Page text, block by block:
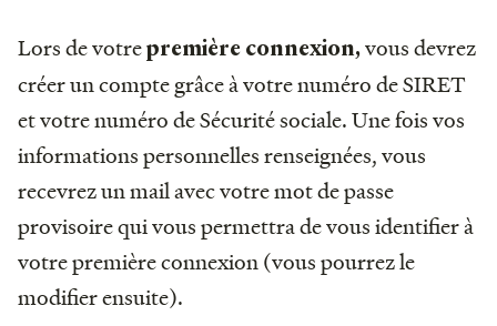
Lors de votrepremière connexion,vous devrez
créer un compte grâce à votre numéro de SIRET
et votre numéro de Sécurité sociale. Une fois vos
informations personnelles renseignées, vous
recevrez un mail avec votre mot de passe
provisoire qui vous permettra de vous identifier à
votre première connexion (vous pourrez le
modifier ensuite).